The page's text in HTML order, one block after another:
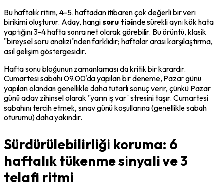
Bu haftalık ritim, 4-5. haftadan itibaren çok değerli bir veri
birikimi oluşturur. Aday, hangi soru tipinde sürekli aynı kök hata
yaptığını 3-4 hafta sonra net olarak görebilir. Bu örüntü, klasik
"bireysel soru analizi"nden farklıdır; haftalar arası karşılaştırma,
asıl gelişim göstergesidir.
Hafta sonu bloğunun zamanlaması da kritik bir karardır.
Cumartesi sabahı 09.00'da yapılan bir deneme, Pazar günü
yapılan olandan genellikle daha tutarlı sonuç verir, çünkü Pazar
günü aday zihinsel olarak "yarın iş var" stresini taşır. Cumartesi
sabahını tercih etmek, sınav günü koşullarına (genellikle sabah
oturumu) daha yakındır.
Sürdürülebilirliği koruma: 6
haftalık tükenme sinyali ve 3
telafi ritmi